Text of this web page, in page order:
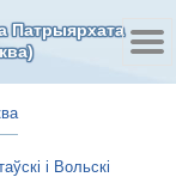
Патрыярхата
і Вольскі